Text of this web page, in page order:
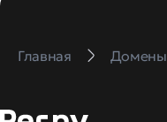
Главная Домены